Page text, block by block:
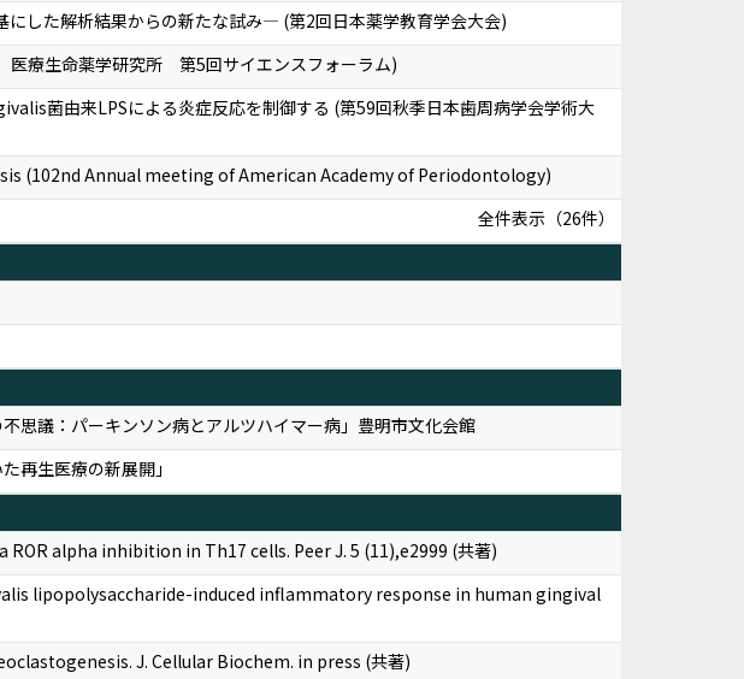
した解析結果からの新たな試み— (第2回日本薬学教育学会大会)
医療生命薬学研究所 第5回サイエンスフォーラム)
菌由来LPSによる炎症反応を制御する (第59回秋季日本歯周病学会学術大
(102nd Annual meeting of American Academy of Periodontology)
全件表示（26件）
議：パーキンソン病とアルツハイマー病」豊明市文化会館
再生医療の新展開」
alpha inhibition in Th17 cells. Peer J. 5 (11),e2999 (共著)
lipopolysaccharide-induced inflammatory response in human gingival
J. Cellular Biochem. in press (共著)